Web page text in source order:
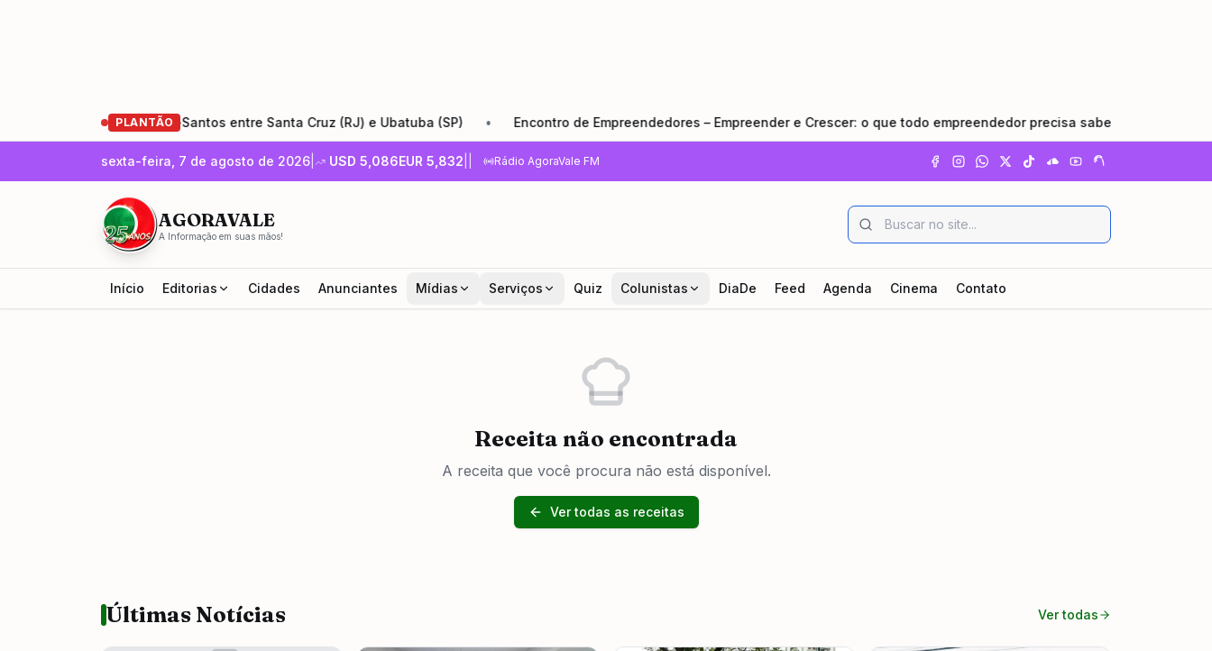
PLANTÃO
restauração da Rio-Santos entre Santa Cruz (RJ) e Ubatuba (SP) • Encontro de Empreendedores – Empreender e Crescer: o que todo empreendedor precisa saber •
sexta-feira, 7 de agosto de 2026 USD 5,086EUR 5,832 Rádio AgoraVale FM
AGORAVALE
A Informação em suas mãos!
Início Editorias Cidades Anunciantes Mídias Serviços Quiz Colunistas DiaDe Feed Agenda Cinema Contato
Receita não encontrada
A receita que você procura não está disponível.
Ver todas as receitas
Últimas Notícias Ver todas